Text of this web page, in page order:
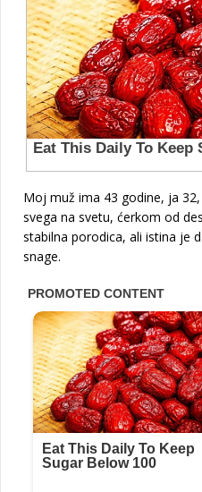
Moj muž ima 43 godine, ja
svega na svetu, ćerkom od
stabilna porodica, ali istina je
snage.